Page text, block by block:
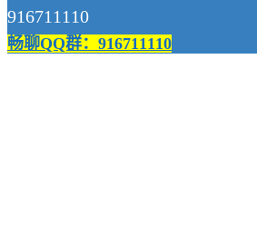
916711110
畅聊QQ群：916711110